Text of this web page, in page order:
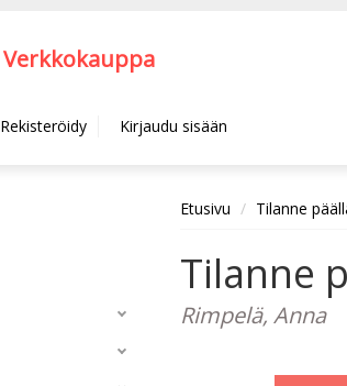
Verkkokauppa
Rekisteröidy Kirjaudu sisään
Etusivu Tilanne
Tilanne
Rimpelä, Anna